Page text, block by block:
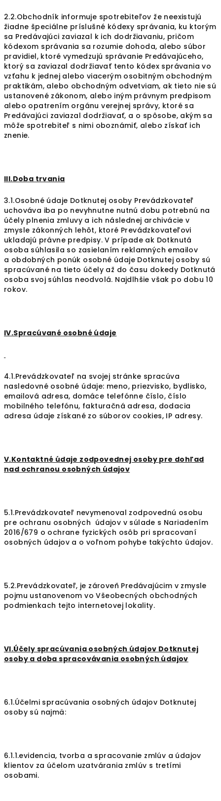
2.2.Obchodník informuje spotrebiteľov že neexistujú
žiadne špeciálne príslušné kódexy správania, ku ktorým
sa Predávajúci zaviazal k ich dodržiavaniu, pričom
kódexom správania sa rozumie dohoda, alebo súbor
pravidiel, ktoré vymedzujú správanie Predávajúceho,
ktorý sa zaviazal dodržiavať tento kódex správania vo
vzťahu k jednej alebo viacerým osobitným obchodným
praktikám, alebo obchodným odvetviam, ak tieto nie sú
ustanovené zákonom, alebo iným právnym predpisom
alebo opatrením orgánu verejnej správy, ktoré sa
Predávajúci zaviazal dodržiavať, a o spôsobe, akým sa
môže spotrebiteľ s nimi oboznámiť, alebo získať ich
znenie.
III.Doba trvania
3.1.Osobné údaje Dotknutej osoby Prevádzkovateľ
uchováva iba po nevyhnutne nutnú dobu potrebnú na
účely plnenia zmluvy a ich následnej archivácie v
zmysle zákonných lehôt, ktoré Prevádzkovateľovi
ukladajú právne predpisy. V prípade ak Dotknutá
osoba súhlasila so zasielaním reklamných emailov
a obdobných ponúk osobné údaje Dotknutej osoby sú
spracúvané na tieto účely až do času dokedy Dotknutá
osoba svoj súhlas neodvolá. Najdlhšie však po dobu 10
rokov.
IV.Spracúvané osobné údaje
4.1.Prevádzkovateľ na svojej stránke spracúva
nasledovné osobné údaje: meno, priezvisko, bydlisko,
emailová adresa, domáce telefónne číslo, číslo
mobilného telefónu, fakturačná adresa, dodacia
adresa údaje získané zo súborov cookies, IP adresy.
V.Kontaktné údaje zodpovednej osoby pre dohľad
nad ochranou osobných údajov
5.1.Prevádzkovateľ nevymenoval zodpovednú osobu
pre ochranu osobných údajov v súlade s Nariadením
2016/679 o ochrane fyzických osôb pri spracovaní
osobných údajov a o voľnom pohybe takýchto údajov.
5.2.Prevádzkovateľ, je zároveň Predávajúcim v zmysle
pojmu ustanovenom vo Všeobecných obchodných
podmienkach tejto internetovej lokality.
VI.Účely spracúvania osobných údajov Dotknutej
osoby a doba spracovávania osobných údajov
6.1.Účelmi spracúvania osobných údajov Dotknutej
osoby sú najmä:
6.1.1.evidencia, tvorba a spracovanie zmlúv a údajov
klientov za účelom uzatvárania zmlúv s tretími
osobami.